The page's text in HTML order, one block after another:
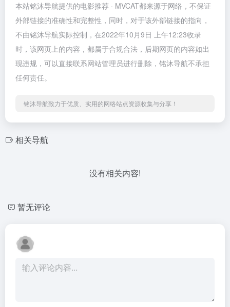
本站铭沐导航提供的电影推荐 · MVCAT都来源于网络，不保证
外部链接的准确性和完整性，同时，对于该外部链接的指向，
不由铭沐导航实际控制，在2022年10月9日 上午12:23收录
时，该网页上的内容，都属于合规合法，后期网页的内容如出
现违规，可以直接联系网站管理员进行删除，铭沐导航不承担
任何责任。
铭沐导航致力于优质、实用的网络站点资源收集与分享！
相关导航
没有相关内容!
暂无评论